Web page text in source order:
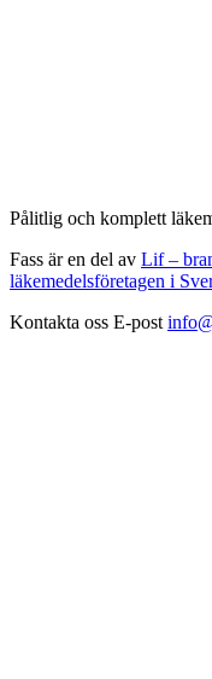
Pålitlig och komplett
Fass är en del av Lif –
läkemedelsföretagen i
Kontakta oss E-post